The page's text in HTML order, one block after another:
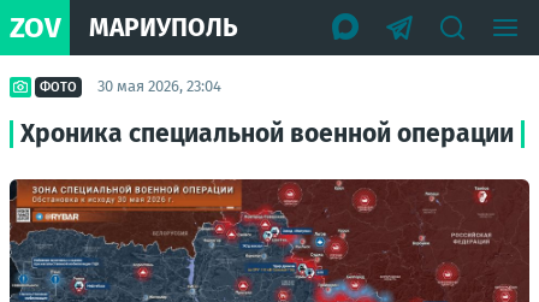
ZOV МАРИУПОЛЬ
ФОТО 30 мая 2026, 23:04
Хроника специальной военной операции